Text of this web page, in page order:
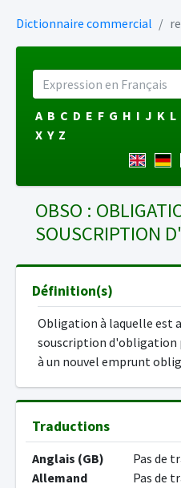
Dictionnaire commercial
A B C D E F G H I J K L
X Y Z
OBSO :
SOUSCRIPTION
Définition(s)
Obligation à laquelle est
souscription d'obligation
à un nouvel emprunt
Traductions
Anglais (GB)
Pas de
Allemand
Pas de